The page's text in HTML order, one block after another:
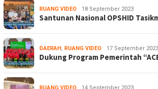
RUANG VIDEO 18 September 2023
Santunan Nasional OPSHID
DAERAH, RUANG VIDEO 17 September 2023
Dukung Program Pemerintah
RUANG VIDEO 14 September 2023